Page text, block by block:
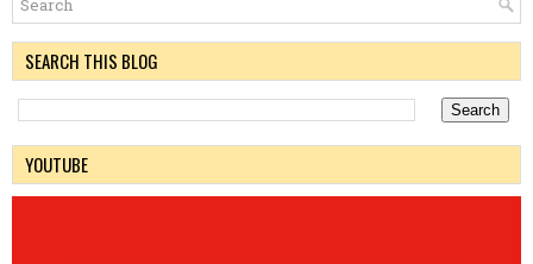
SEARCH THIS BLOG
YOUTUBE